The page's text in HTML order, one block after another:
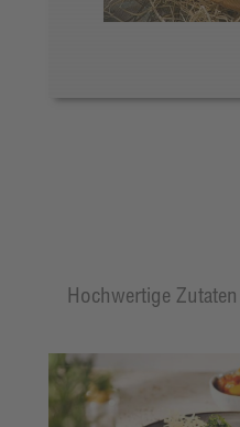
Hochwertige